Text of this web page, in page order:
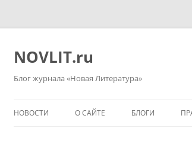
Перейти
NOVLIT.ru
Блог журнала «Новая Литература»
НОВОСТИ О САЙТЕ БЛОГИ